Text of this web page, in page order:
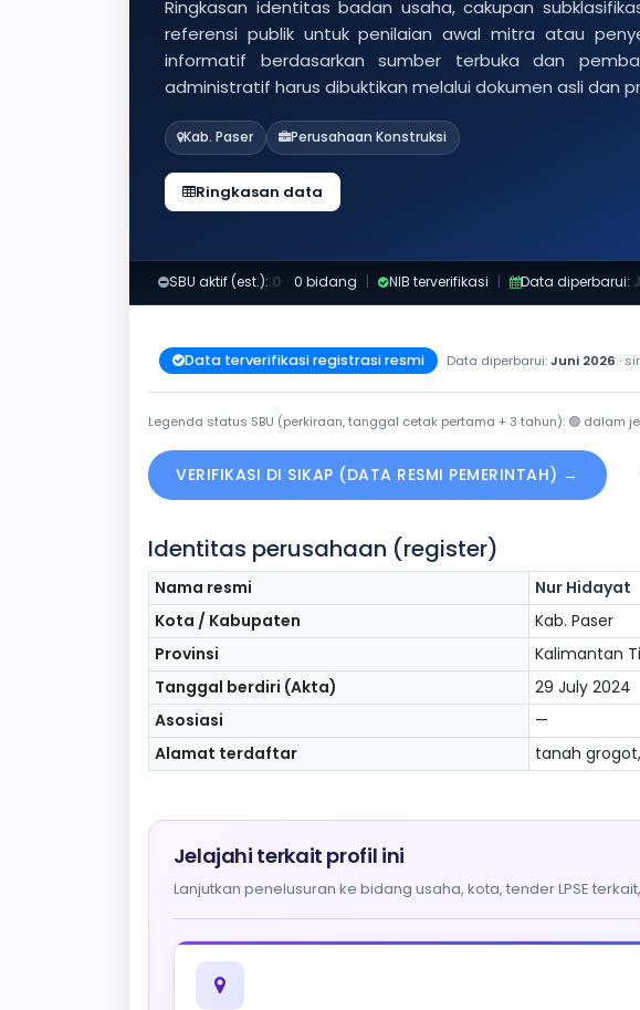
Ringkasan identitas badan usaha, cakupan
referensi publik untuk penilaian awal mitra atau
informatif berdasarkan sumber terbuka dan
administratif harus dibuktikan melalui dokumen asli dan
Kab. Paser Perusahaan Konstruksi
Ringkasan data
SBU aktif (est.): 0 · 0 bidang | NIB terverifikasi | Data diperbarui:
Data terverifikasi registrasi resmi Data diperbarui:Juni 2026 ·
Legenda status SBU (perkiraan, tanggal cetak pertama + 3 tahun): 🟢 dalam
VERIFIKASI DI SIKAP (DATA RESMI PEMERINTAH) →
Identitas perusahaan (register)
Nama resmi
Nur Hidayat
Kota / Kabupaten
Kab. Paser
Provinsi
Kalimantan
Tanggal berdiri (Akta)
29 July 2024
Asosiasi
—
Alamat terdaftar
tanah
Jelajahi terkait profil ini
Lanjutkan penelusuran ke bidang usaha, kota, tender LPSE